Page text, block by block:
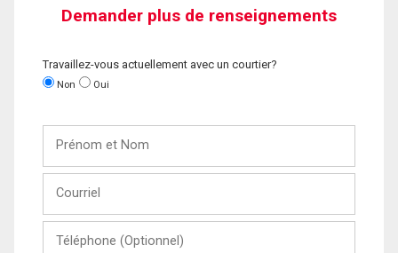
Demander plus de renseignements
Travaillez-vous actuellement avec un courtier?
Non Oui
Nom
(Optionnel)